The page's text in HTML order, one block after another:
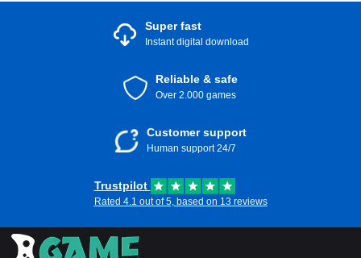
Super fast
Instant digital download
Reliable & safe
Over 2.000 games
Customer support
Human support 24/7
Trustpilot
Rated 4.1 out of 5, based on 13 reviews